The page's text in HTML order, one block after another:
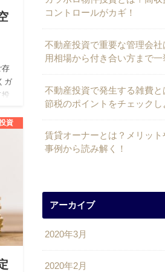
存
ガ
資
コントロールがカギ！
不動産投資で重要な管理会
用相場から付き合い方まで一
不動産投資で発生する雑費
節税のポイントをチェックし
賃貸オーナーとは？メリッ
事例から読み解く！
アーカイブ
2020年3月
2020年2月